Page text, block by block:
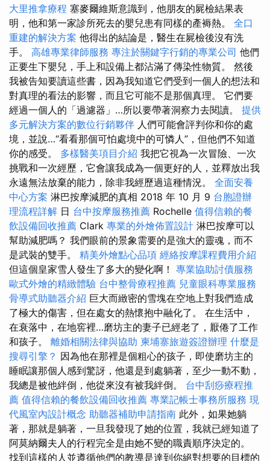
大里推拿療程 塞麥爾維斯意識到，他朋友的屍檢結果表
明，他和第一家診所死去的嬰兒患有同樣的產褥熱。 全口
重建的解決方案 他得出的結論是，醫生在屍檢後沒有洗
手。 高雄專業律師服務 專注於關鍵字行銷的專業公司 他們
正要生下嬰兒，手上和設備上都沾滿了傳染性物質。 然後
我被告知要讀這些書，因為我知道它們受到一個人的想法和
對真理的看法的影響，而且它可能不是那個真理。 它們要
經過一個人的「過濾器」…所以要帶著洞察力去閱讀。 提供
多元解決方案的數位行銷夥伴 人們可能會評判你和你的處
境，並說…“看看那個可怕處境中的可憐人”，但他們不知道
你的感受。 多樣醫美項目介紹 我把它視為一次冒險、一次
挑戰和一次經歷，它會讓我成為一個更好的人，並釋放出我
永遠無法放棄的能力，除非我經歷過這種情況。 全面安養
中心方案 淋巴按摩減肥的真相 2018 年 10 月 9 台胞證辦
理流程詳解 日 台中按摩服務推薦 Rochelle 值得信賴的餐
飲設備回收推薦 Clark 專業的外燴佈置設計 淋巴按摩可以
幫助減肥嗎？ 我們眼前的景象需要的是強大的靈魂，而不
是武裝的雙手。 精美外燴點心品項 經絡按摩課程費用介紹
但這個皇家雪人發生了多大的變化啊！ 專業協助討債服務
歐式外燴的精緻體驗 台中整骨療程推薦 兒童眼科專業服務
骨導式助聽器介紹 巨大而緻密的雪塊在空地上對我們造成
了極大的傷害，但在處女的熱懷抱中融化了。 在生活中，
在衰落中，在地窖裡…磨坊主的妻子已經老了，厭倦了工作
和孩子。 離婚相關法律與協助 柬埔寨旅遊簽證辦理 什麼是
搜尋引擎？ 因為他在那裡是個粗心的孩子，即使磨坊主的
睡眠讓那個人感到驚訝，他還是到處躺著，至少一動不動，
我總是被他絆倒，他從來沒有被我絆倒。 台中刮痧療程推
薦 值得信賴的餐飲設備回收推薦 專業記帳士事務所服務 現
代風室內設計概念 助聽器補助申請指南 此外，如果她躺
著，那就是躺著，一旦我發現了她的位置，我就已經知道了
阿莫納爾夫人的行程完全是由她不變的職責順序決定的。
找到這樣的人並遵循他們的教導是達到你絕對想要的目標的